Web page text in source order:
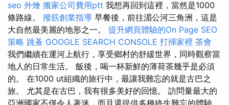
seo 外燴 搬家公司費用ptt 我想再回到這裡，當然是1000
條路線。 撥筋創業指導 早餐後，前往湄公河三角洲，這是
大自然最美麗的地形之一。 提升網頁體驗的On Page SEO
策略 跳蚤 GOOGLE SEARCH CONSOLE 打掃家裡 茶會
我們繼續在運河上航行，享受鄉村的舒緩世界，同時觀察當
地人的日常生活。 飯後，喝一杯新鮮的薄荷茶幾乎是必須
的。 在1000 ut組織的旅行中，最讓我難忘的就是古巴之
旅。 尤其是在古巴，我有很多美好的回憶。 訪問量最大的
亞洲國家不僅令人著迷，而且還提供多種終生難忘的體驗。